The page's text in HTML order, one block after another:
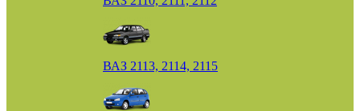
ВАЗ 2113, 2114, 2115